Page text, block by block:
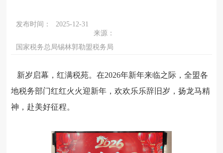
发布时间：
2025-12-31
来源：
国家税务总局锡林郭勒盟税务局
新岁启幕，红满税苑。在2026年新年来临之际，全盟各
地税务部门红红火火迎新年，欢欢乐乐辞旧岁，扬龙马精
神，赴美好征程。